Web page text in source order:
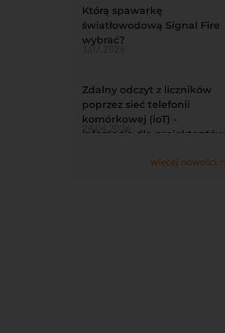
Którą spawarkę
światłowodową Signal Fire
wybrać?
1.07.2026
Zdalny odczyt z liczników
poprzez sieć telefonii
komórkowej (ioT) -
infomacje dla projektantów
24.04.2026
więcej nowości